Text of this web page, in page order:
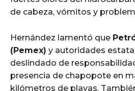
de cabeza, vómitos y
Hernández lamentó que
(Pemex) y autoridades
deslindado de
presencia de chapopote en
kilómetros de playas.